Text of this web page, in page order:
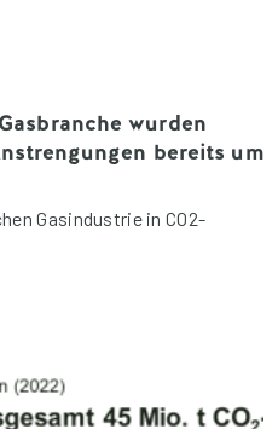
wurden
bereits um
Gasindustrie in CO2-